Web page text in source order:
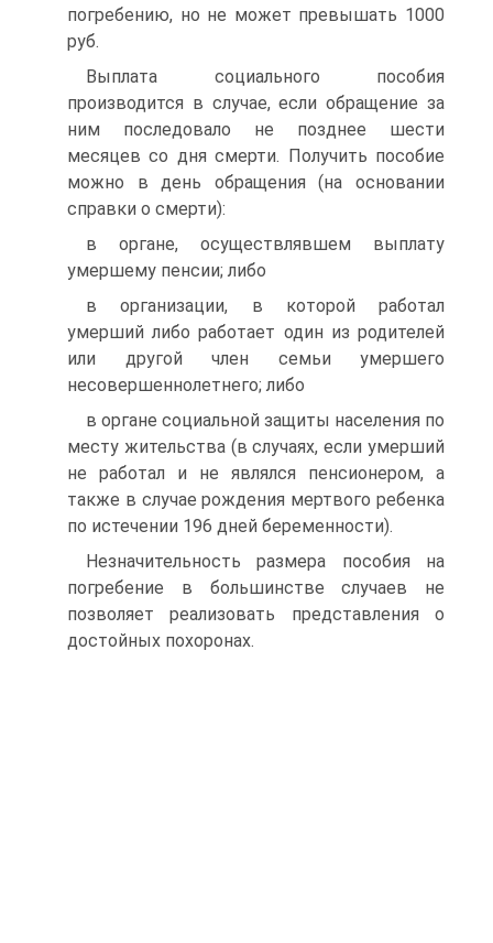
погребению, но не может превышать 1000
руб.
Выплата социального пособия
производится в случае, если обращение за
ним последовало не позднее шести
месяцев со дня смерти. Получить пособие
можно в день обращения (на основании
справки о смерти):
в органе, осуществлявшем выплату
умершему пенсии; либо
в организации, в которой работал
умерший либо работает один из родителей
или другой член семьи умершего
несовершеннолетнего; либо
в органе социальной защиты населения по
месту жительства (в случаях, если умерший
не работал и не являлся пенсионером, а
также в случае рождения мертвого ребенка
по истечении 196 дней беременности).
Незначительность размера пособия на
погребение в большинстве случаев не
позволяет реализовать представления о
достойных похоронах.